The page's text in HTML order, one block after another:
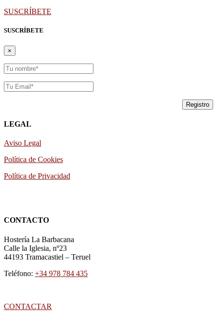
SUSCRÍBETE
SUSCRÍBETE
×
LEGAL
Aviso Legal
Política de Cookies
Política de Privacidad
CONTACTO
Hostería La Barbacana
Calle la Iglesia, nº23
44193 Tramacastiel – Teruel
Teléfono: +34 978 784 435
CONTACTAR